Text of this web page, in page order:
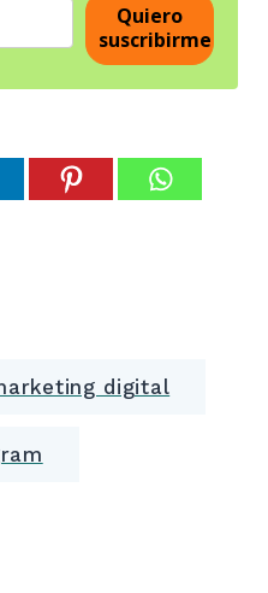
Quiero
suscribirme
digital